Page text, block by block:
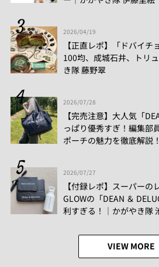
2026/04/19
【正直レポ】「ドバイチ
100均、成城石井、トリ
き隊 藤野翠
2026/07/28
【完売注意】大人気「
っぱり優秀すぎ！編集部
ポーチの魅力を徹底解説！
2026/07/27
【付録レポ】スーパーの
GLOWの「DEAN ＆
利すぎる！│かがやき隊
VIEW MORE